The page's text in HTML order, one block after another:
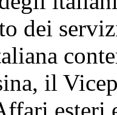
dei
il
esteri